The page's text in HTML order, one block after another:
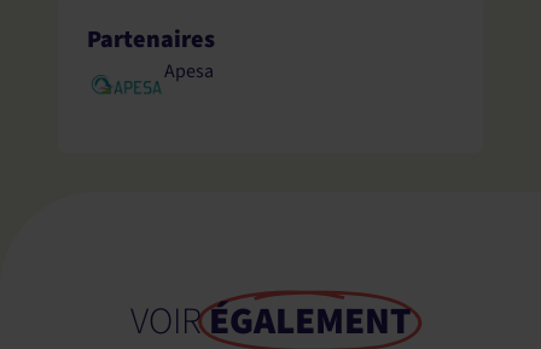
Partenaires
Apesa
VOIRÉGALEMENT